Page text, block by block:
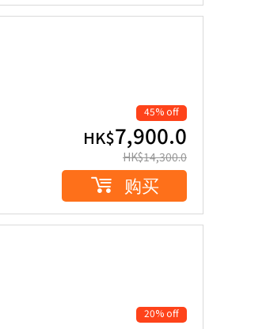
45% off
HK$7,900.0
HK$14,300.0
购买
20% off